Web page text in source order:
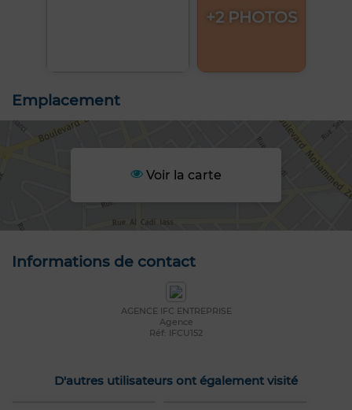
+2 PHOTOS
Emplacement
Voir la carte
Informations de contact
AGENCE IFC ENTREPRISE
Agence
Réf: IFCU152
D'autres utilisateurs ont également visité